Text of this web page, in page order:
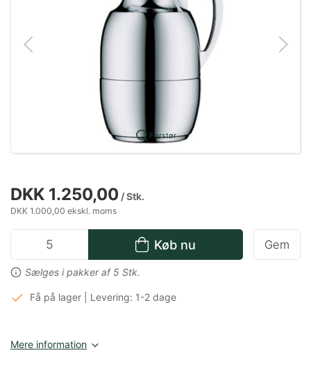
Forstør
DKK 1.250,00 / Stk.
DKK 1.000,00 ekskl. moms
Køb nu
Sælges i pakker af 5 Stk.
Gem
Få på lager | Levering: 1-2 dage
Mere information